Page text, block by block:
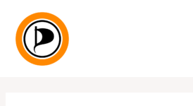
Inhalt
springen